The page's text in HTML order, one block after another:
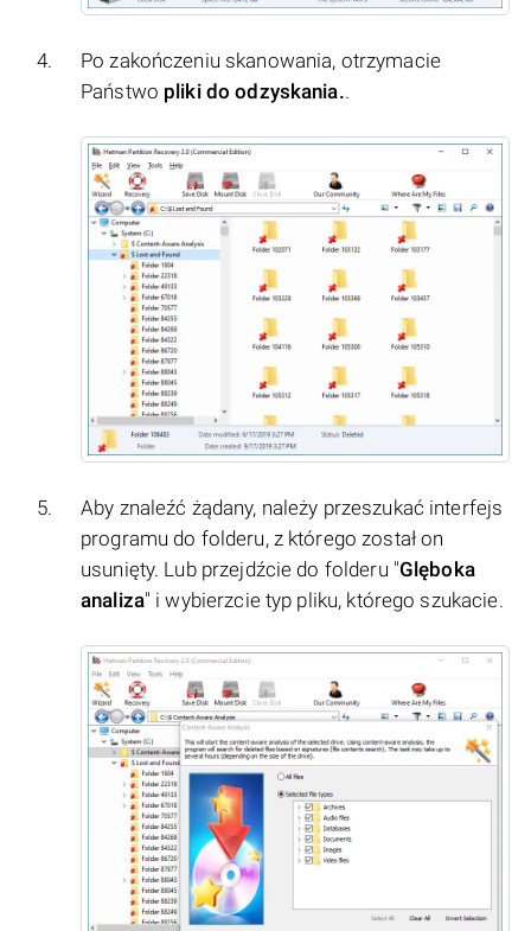
Po zakończeniu skanowania, otrzymacie
Państwo pliki do odzyskania..
Aby znaleźć żądany, należy przeszukać interfejs
programu do folderu, z którego został on
usunięty. Lub przejdźcie do folderu "Glęboka
analiza" i wybierzcie typ pliku, którego szukacie.